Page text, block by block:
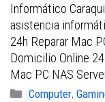
c
e
b
o
o
i
t
e
r
a
l
Informático
asistencia
24h Reparar Mac
Domicilio Online
Mac PC NAS
Categorías
Computer,